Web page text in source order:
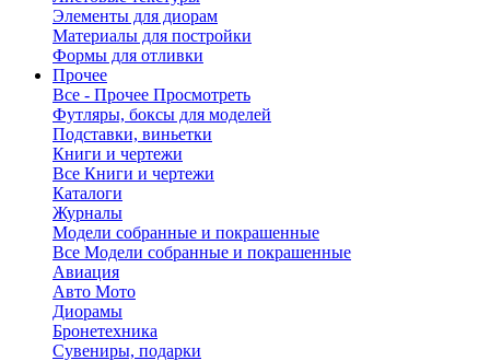
Элементы для диорам
Материалы для постройки
Формы для отливки
Прочее
Все - Прочее Просмотреть
Футляры, боксы для моделей
Подставки, виньетки
Книги и чертежи
Все Книги и чертежи
Каталоги
Журналы
Модели собранные и покрашенные
Все Модели собранные и покрашенные
Авиация
Авто Мото
Диорамы
Бронетехника
Сувениры, подарки